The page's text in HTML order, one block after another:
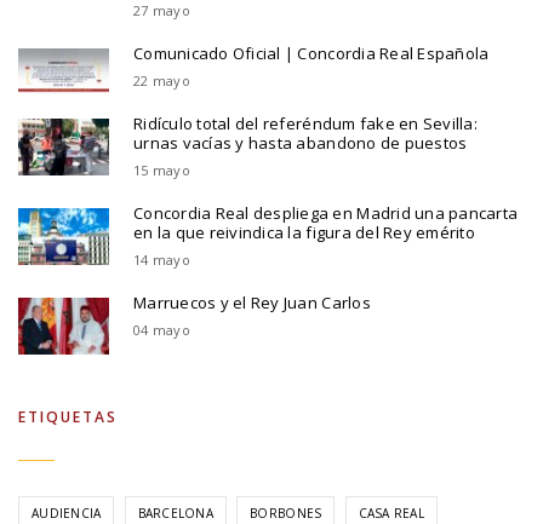
27 mayo
Comunicado Oficial | Concordia Real Española
22 mayo
Ridículo total del referéndum fake en Sevilla:
urnas vacías y hasta abandono de puestos
15 mayo
Concordia Real despliega en Madrid una pancarta
en la que reivindica la figura del Rey emérito
14 mayo
Marruecos y el Rey Juan Carlos
04 mayo
ETIQUETAS
AUDIENCIA BARCELONA BORBONES CASA REAL